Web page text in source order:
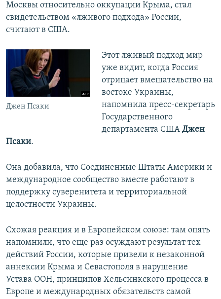
Москвы относительно оккупации Крыма, стал
свидетельством «лживого подхода» России,
считают в США.
Джен Псаки
Этот лживый подход мир
уже видит, когда Россия
отрицает вмешательство на
востоке Украины,
напомнила пресс-секретарь
Государственного
департамента США Джен
Псаки.
Она добавила, что Соединенные Штаты Америки и
международное сообщество вместе работают в
поддержку суверенитета и территориальной
целостности Украины.
Схожая реакция и в Европейском союзе: там опять
напомнили, что еще раз осуждают результат тех
действий России, которые привели к незаконной
аннексии Крыма и Севастополя в нарушение
Устава ООН, принципов Хельсинкского процесса в
Европе и международных обязательств самой